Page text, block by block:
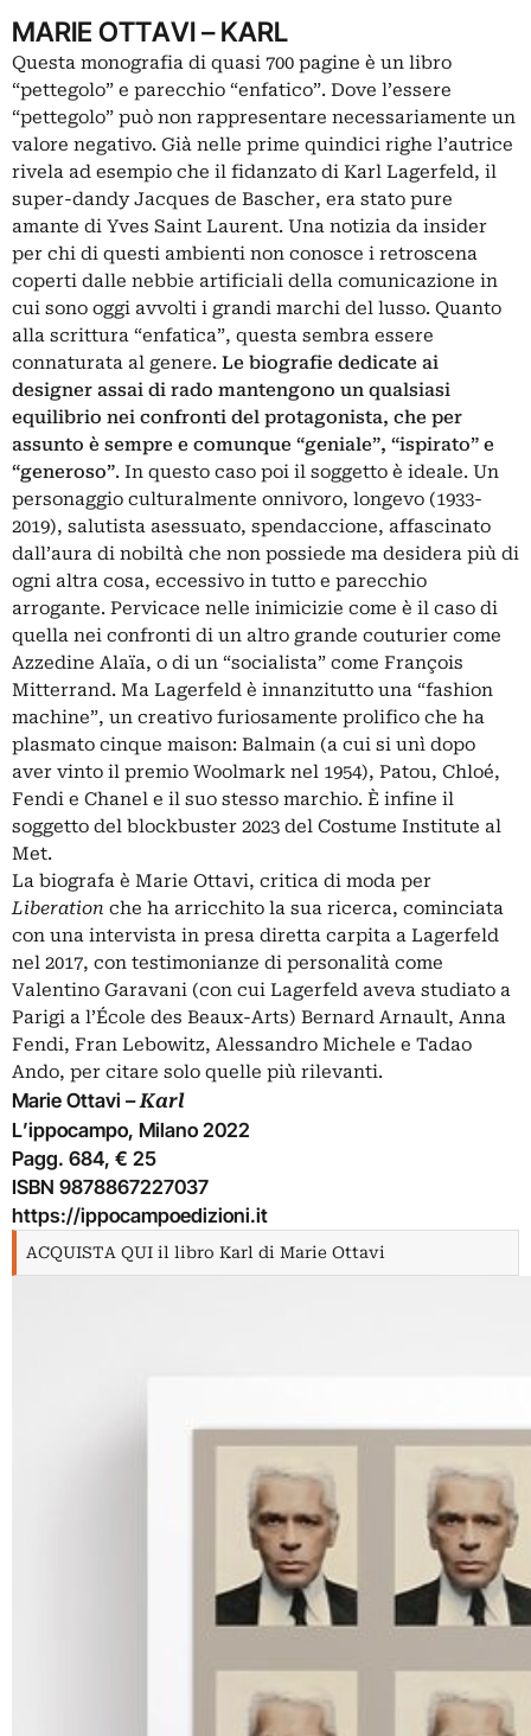
MARIE OTTAVI – KARL
Questa monografia di quasi 700 pagine è un libro
“pettegolo” e parecchio “enfatico”. Dove l’essere
“pettegolo” può non rappresentare necessariamente un
valore negativo. Già nelle prime quindici righe l’autrice
rivela ad esempio che il fidanzato di Karl Lagerfeld, il
super-dandy Jacques de Bascher, era stato pure
amante di Yves Saint Laurent. Una notizia da insider
per chi di questi ambienti non conosce i retroscena
coperti dalle nebbie artificiali della comunicazione in
cui sono oggi avvolti i grandi marchi del lusso. Quanto
alla scrittura “enfatica”, questa sembra essere
connaturata al genere. Le biografie dedicate ai
designer assai di rado mantengono un qualsiasi
equilibrio nei confronti del protagonista, che per
assunto è sempre e comunque “geniale”, “ispirato” e
“generoso”. In questo caso poi il soggetto è ideale. Un
personaggio culturalmente onnivoro, longevo (1933-
2019), salutista asessuato, spendaccione, affascinato
dall’aura di nobiltà che non possiede ma desidera più di
ogni altra cosa, eccessivo in tutto e parecchio
arrogante. Pervicace nelle inimicizie come è il caso di
quella nei confronti di un altro grande couturier come
Azzedine Alaïa, o di un “socialista” come François
Mitterrand. Ma Lagerfeld è innanzitutto una “fashion
machine”, un creativo furiosamente prolifico che ha
plasmato cinque maison: Balmain (a cui si unì dopo
aver vinto il premio Woolmark nel 1954), Patou, Chloé,
Fendi e Chanel e il suo stesso marchio. È infine il
soggetto del blockbuster 2023 del Costume Institute al
Met.
La biografa è Marie Ottavi, critica di moda per
Liberation che ha arricchito la sua ricerca, cominciata
con una intervista in presa diretta carpita a Lagerfeld
nel 2017, con testimonianze di personalità come
Valentino Garavani (con cui Lagerfeld aveva studiato a
Parigi a l’École des Beaux-Arts) Bernard Arnault, Anna
Fendi, Fran Lebowitz, Alessandro Michele e Tadao
Ando, per citare solo quelle più rilevanti.
Marie Ottavi –Karl
L’ippocampo, Milano 2022
Pagg. 684, € 25
ISBN 9878867227037
https://ippocampoedizioni.it
ACQUISTA QUI il libro Karl di Marie Ottavi